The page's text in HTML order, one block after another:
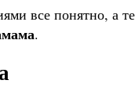
все понятно, а
.